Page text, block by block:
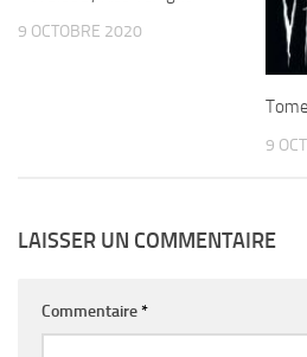
9 OCTOBRE 2020
9
LAISSER UN COMMENTAIRE
Commentaire*